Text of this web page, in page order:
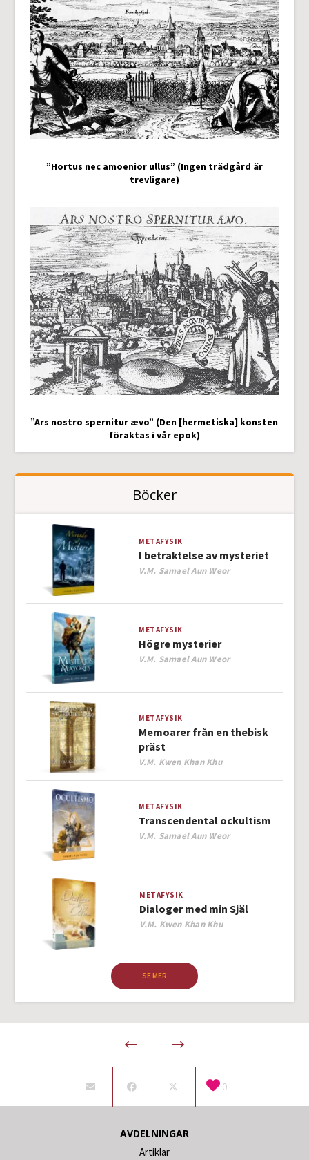
”Hortus nec amoenior ullus” (Ingen trädgård är
trevligare)
”Ars nostro spernitur ævo” (Den [hermetiska] konsten
föraktas i vår epok)
Böcker
METAFYSIK
I betraktelse av mysteriet
Author
V.M. Samael Aun Weor
METAFYSIK
Högre mysterier
Author
V.M. Samael Aun Weor
METAFYSIK
Memoarer från en thebisk
präst
Author
V.M. Kwen Khan Khu
METAFYSIK
Transcendental ockultism
Author
V.M. Samael Aun Weor
METAFYSIK
Dialoger med min Själ
Author
V.M. Kwen Khan Khu
SE MER
0
AVDELNINGAR
Artiklar